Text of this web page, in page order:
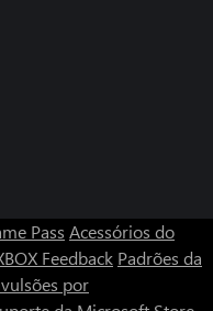
Pass Acessórios do
Feedback Padrões da
por